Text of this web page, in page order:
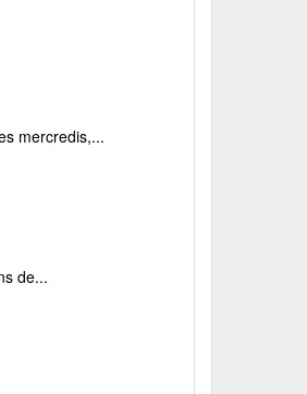
mercredis,...
de...